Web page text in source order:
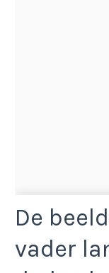
De
vader